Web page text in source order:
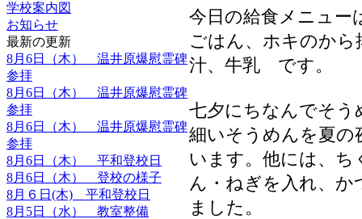
学校案内図
お知らせ
最新の更新
8月6日（木） 温井原爆慰霊碑
参拝
8月6日（木） 温井原爆慰霊碑
参拝
8月6日（木） 温井原爆慰霊碑
参拝
8月6日（木） 平和登校日
8月6日（木） 登校の様子
8月６日(木) 平和登校日
8月5日（水） 教室整備
今日の給食メニュー
ごはん、ホキのか
汁、牛乳 です。
七夕にちなんでそう
細いそうめんを夏の
います。他には、ち
ん・ねぎを入れ、
ました。